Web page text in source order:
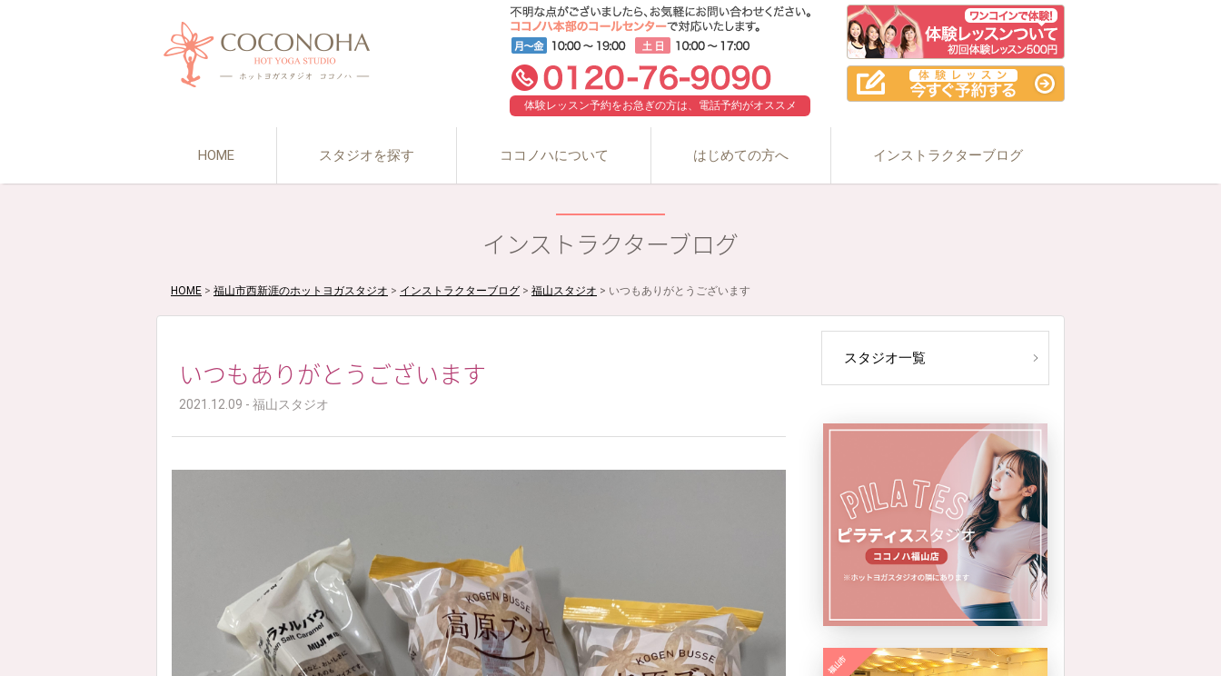
体験レッスン予約をお急ぎの方は、電話予約がオススメ
HOME スタジオを探す ココノハについて はじめての方へ インストラクターブログ
インストラクターブログ
HOME > 福山市西新涯のホットヨガスタジオ > インストラクターブログ > 福山スタジオ > いつもありがとうございます
いつもありがとうございます
2021.12.09 - 福山スタジオ
スタジオ一覧